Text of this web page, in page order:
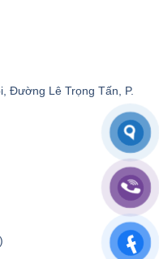
Đường Lê Trọng Tấn, P.